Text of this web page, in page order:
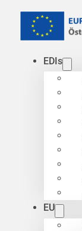
EDIs
EU